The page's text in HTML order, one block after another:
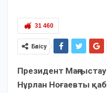
31 460
Бөлісу
Президент
Нұрлан Ноғаевты